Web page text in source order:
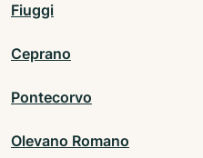
Fiuggi
Ceprano
Pontecorvo
Olevano Romano